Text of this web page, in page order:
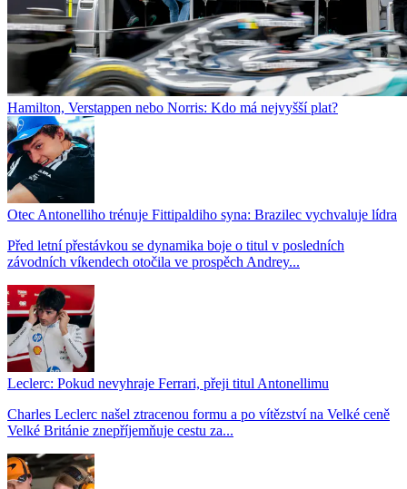
Hamilton, Verstappen nebo Norris: Kdo má nejvyšší plat?
Otec Antonelliho trénuje Fittipaldiho syna: Brazilec vychvaluje lídra
Před letní přestávkou se dynamika boje o titul v posledních
závodních víkendech otočila ve prospěch Andrey...
Leclerc: Pokud nevyhraje Ferrari, přeji titul Antonellimu
Charles Leclerc našel ztracenou formu a po vítězství na Velké ceně
Velké Británie znepříjemňuje cestu za...